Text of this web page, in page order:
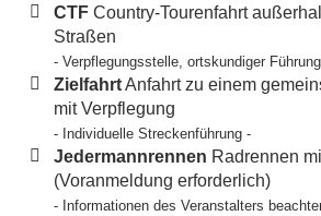
CTF Country-Tourenfahrt
Straßen
- Verpflegungsstelle, ortskundiger
ZielfahrtAnfahrt zu einem
mit Verpflegung
- Individuelle Streckenführung -
Jedermannrennen Radrennen
(Voranmeldung erforderlich)
- Informationen des Veranstalters